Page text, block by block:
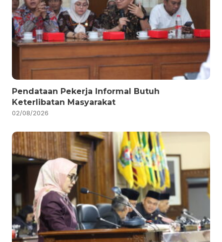
Pendataan Pekerja Informal Butuh
Keterlibatan Masyarakat
02/08/2026